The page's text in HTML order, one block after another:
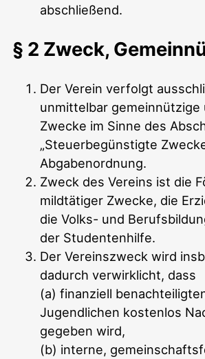
abschließend.
§ 2 Zweck,
Der Verein verfolgt
unmittelbar gemeinnützige
Zwecke im Sinne des
„Steuerbegünstigte
Abgabenordnung.
Zweck des Vereins ist die
mildtätiger Zwecke, die
die Volks- und
der Studentenhilfe.
Der Vereinszweck wird
dadurch verwirklicht, dass
(a) finanziell
Jugendlichen kostenlos
gegeben wird,
(b) interne,